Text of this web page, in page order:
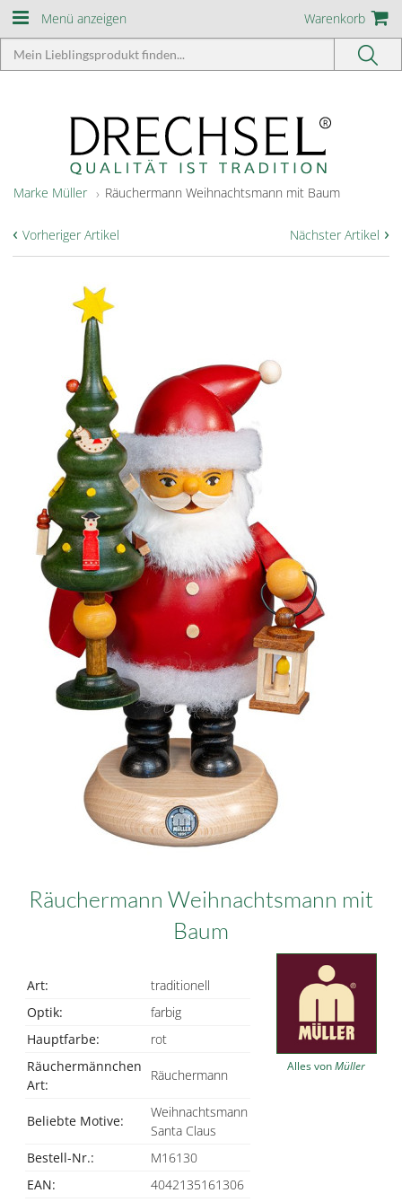
Menü anzeigen Warenkorb
Marke Müller Räuchermann Weihnachtsmann mit Baum
Nächster Artikel ›
‹ Vorheriger Artikel
Räuchermann Weihnachtsmann mit
Baum
Art:
traditionell
Optik:
farbig
Hauptfarbe:
rot
Räuchermännchen
Art:
Räuchermann
Beliebte Motive:
Weihnachtsmann
Santa Claus
Bestell-Nr.:
M16130
EAN:
4042135161306
Alles vonMüller